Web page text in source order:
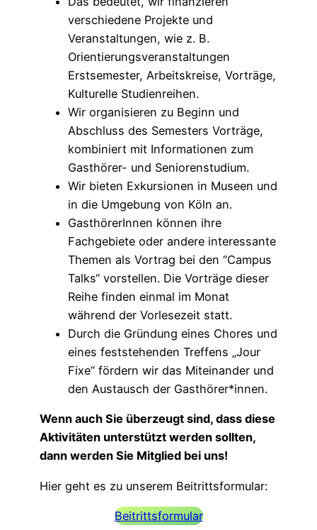
verschiedene Projekte und
Veranstaltungen, wie z. B.
Orientierungsveranstaltungen
Erstsemester, Arbeitskreise, Vorträge,
Kulturelle Studienreihen.
Wir organisieren zu Beginn und
Abschluss des Semesters Vorträge,
kombiniert mit Informationen zum
Gasthörer- und Seniorenstudium.
Wir bieten Exkursionen in Museen und
in die Umgebung von Köln an.
GasthörerInnen können ihre
Fachgebiete oder andere interessante
Themen als Vortrag bei den “Campus
Talks“ vorstellen. Die Vorträge dieser
Reihe finden einmal im Monat
während der Vorlesezeit statt.
Durch die Gründung eines Chores und
eines feststehenden Treffens „Jour
Fixe“ fördern wir das Miteinander und
den Austausch der Gasthörer*innen.
Wenn auch Sie überzeugt sind, dass diese
Aktivitäten unterstützt werden sollten,
dann werden Sie Mitglied bei uns!
Hier geht es zu unserem Beitrittsformular:
Beitrittsformular